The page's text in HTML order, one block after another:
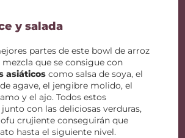
y salada
partes de este bowl de arroz
mezcla que se consigue con
asiáticos como salsa de soya, el
agave, el jengibre molido, el
y el ajo. Todos estos
con las deliciosas verduras,
crujiente conseguirán que
hasta el siguiente nivel.